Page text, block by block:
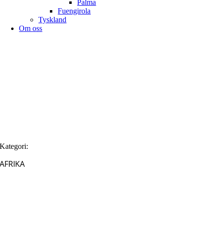
Palma
Fuengirola
Tyskland
Om oss
Kategori:
AFRIKA